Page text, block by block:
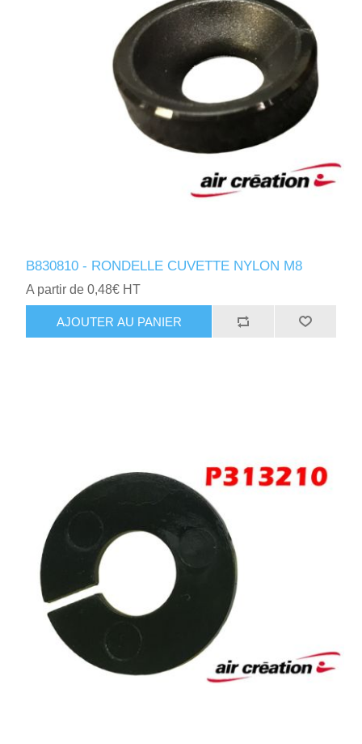
B830810 - RONDELLE CUVETTE NYLON M8
A partir de 0,48€ HT
AJOUTER AU PANIER